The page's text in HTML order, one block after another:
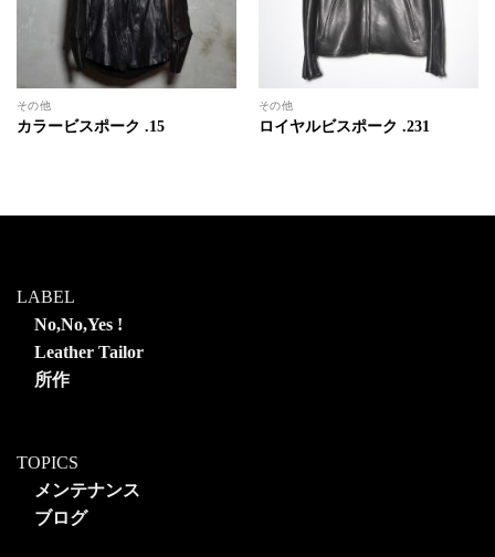
その他
カラービスポーク .15
その他
ロイヤルビスポーク .231
LABEL
No,No,Yes !
Leather Tailor
所作
TOPICS
メンテナンス
ブログ